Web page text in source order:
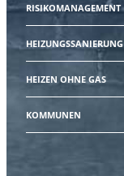
RISIKOMANAGEMENT
HEIZUNGSSANIERUNG
HEIZEN OHNE GAS
KOMMUNEN